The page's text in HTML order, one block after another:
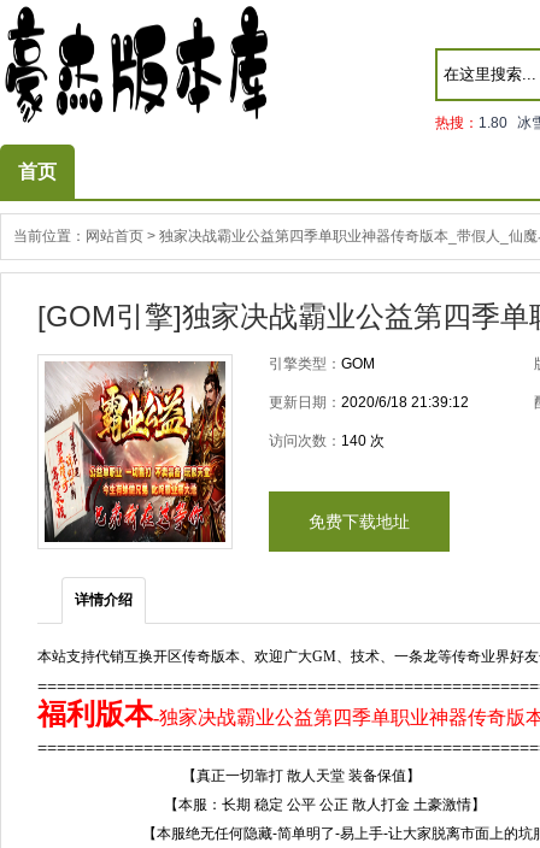
热搜： 1.80 冰
首页
当前位置： 网站首页 > 独家决战霸业公益第四季单职业神器传奇版本_带假人_仙
[GOM引擎]独家决战霸业公益第四季
引擎类型： GOM
更新日期： 2020/6/18 21:39:12
访问次数： 140 次
免费下载地址
详情介绍
本站支持代销互换开区传奇版本、欢迎广大GM、技术、一条龙等传奇业界好
福利版本-独家决战霸业公益第四季单职业神器传奇版
【真正一切靠打 散人天堂 装备保值】
【本服：长期 稳定 公平 公正 散人打金 土豪激情】
【本服绝无任何隐藏-简单明了-易上手-让大家脱离市面上的坑